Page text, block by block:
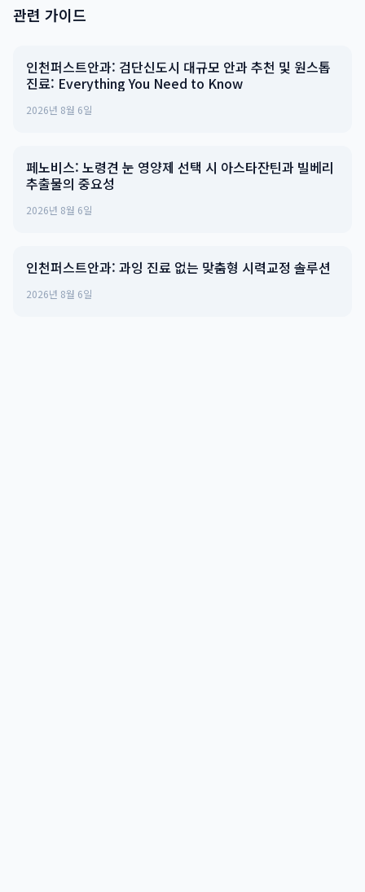
관련 가이드
인천퍼스트안과: 검단신도시 대규모 안과 추천 및 원스톱
진료: Everything You Need to Know
2026년 8월 6일
페노비스: 노령견 눈 영양제 선택 시 아스타잔틴과 빌베리
추출물의 중요성
2026년 8월 6일
인천퍼스트안과: 과잉 진료 없는 맞춤형 시력교정 솔루션
2026년 8월 6일